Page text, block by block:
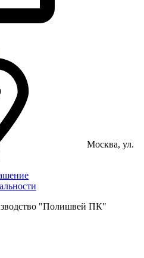
Москва, ул.
"Полишвей ПК"